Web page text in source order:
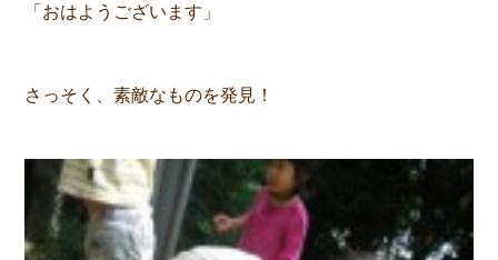
「おはようございます」
さっそく、素敵なものを発見！